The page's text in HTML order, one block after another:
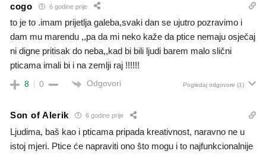
cogo 6 godine prije
to je to .imam prijetlja galeba,svaki dan se ujutro pozravimo i
dam mu marendu ,,pa da mi neko kaže da ptice nemaju osječaj
ni digne pritisak do neba,,kad bi bili ljudi barem malo slični
pticama imali bi i na zemlji raj !!!!!!
8 0 Odgovori Pogledaj odgovore (1)
Son of Alerik 6 godine prije
Ljudima, baš kao i pticama pripada kreativnost, naravno ne u
istoj mjeri. Ptice će napraviti ono što mogu i to najfunkcionalnije